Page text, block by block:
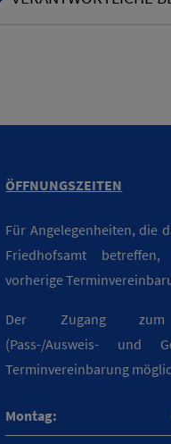
ÖFFNUNGSZEITEN
Für Angelegenheiten, die
Friedhofsamt
vorherige
Der Zugang zum
(Pass-/Ausweis- und
Terminvereinbarung
Montag: